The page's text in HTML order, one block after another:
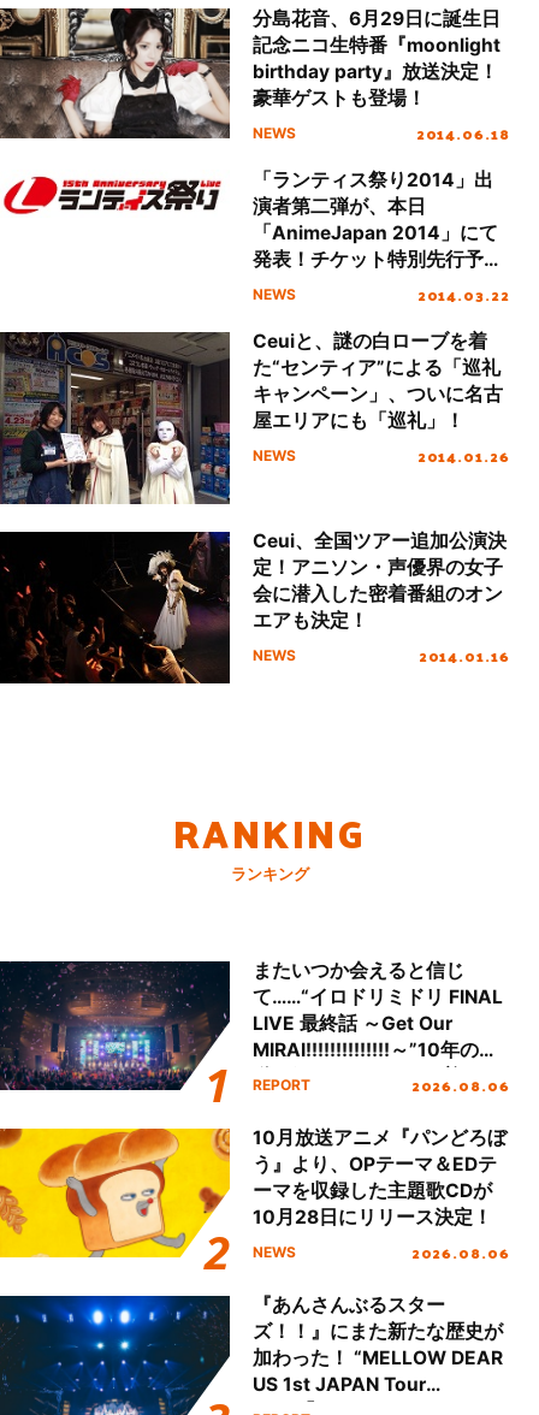
分島花音、6月29日に誕生日
記念ニコ生特番『moonlight
birthday party』放送決定！
豪華ゲストも登場！
NEWS 2014.06.18
「ランティス祭り2014」出
演者第二弾が、本日
「AnimeJapan 2014」にて
発表！チケット特別先行予約
もスタート！
NEWS 2014.03.22
Ceuiと、謎の白ローブを着
た“センティア”による「巡礼
キャンペーン」、ついに名古
屋エリアにも「巡礼」！
NEWS 2014.01.26
Ceui、全国ツアー追加公演決
定！アニソン・声優界の女子
会に潜入した密着番組のオン
エアも決定！
NEWS 2014.01.16
RANKING
ランキング
またいつか会えると信じ
て……“イロドリミドリ FINAL
LIVE 最終話 ～Get Our
MIRAI!!!!!!!!!!!!!!～”10年の活
動を経てファイナルを迎える
REPORT 2026.08.06
10月放送アニメ『パンどろぼ
う』より、OPテーマ＆EDテ
ーマを収録した主題歌CDが
10月28日にリリース決定！
NEWS 2026.08.06
『あんさんぶるスター
ズ！！』にまた新たな歴史が
加わった！ “MELLOW DEAR
US 1st JAPAN Tour